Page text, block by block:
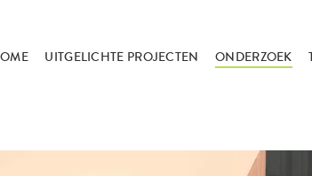
UITGELICHTE PROJECTEN ONDERZOEK